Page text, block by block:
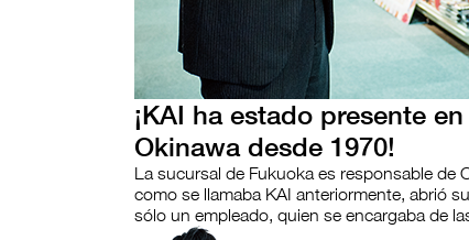
¡KAI ha estado presente en
Okinawa desde 1970!
La sucursal de Fukuoka es responsable de
como se llamaba KAI anteriormente, abrió
sólo un empleado, quien se encargaba de